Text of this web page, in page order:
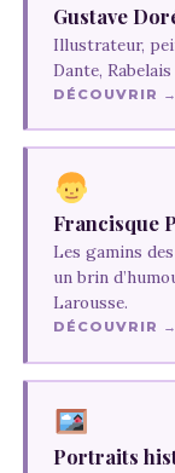
Gustave
Illustrateur,
Dante,
DÉCOUVRIR →
Francisque
Les gamins
un brin
Larousse.
DÉCOUVRIR →
Portraits